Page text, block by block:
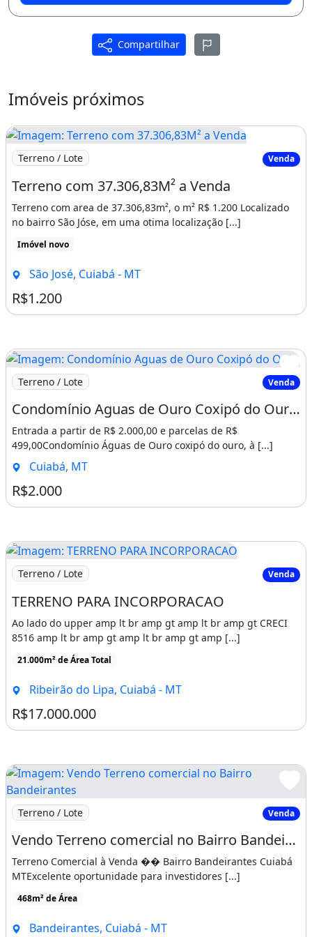
localização estratégica Preço Atrativo Venda
Visita Não perca essa oportunidade de
pelo telefone 66 9 e agende uma visita para
conhecer essa área comercial e aproveitar
todas as vantagens que ela pode oferecer ao
seu negócio
Compartilhar
Imóveis próximos
Imagem: Terreno com 37.306,83M² a Venda
Terreno / Lote Venda
Terreno com 37.306,83M² a Venda
Terreno com area de 37.306,83m², o m² R$ 1.200 Localizado
no bairro São Jóse, em uma otima localização [...]
Imóvel novo
São José, Cuiabá - MT
R$1.200
Imagem: Condomínio Aguas de Ouro Coxipó do Ouro
Terreno / Lote Venda
Condomínio Aguas de Ouro Coxipó do Ouro Te0014
Entrada a partir de R$ 2.000,00 e parcelas de R$
499,00Condomínio Águas de Ouro coxipó do ouro, à [...]
Cuiabá, MT
R$2.000
Imagem: TERRENO PARA INCORPORACAO
Terreno / Lote Venda
TERRENO PARA INCORPORACAO
Ao lado do upper amp lt br amp gt amp lt br amp gt CRECI
8516 amp lt br amp gt amp lt br amp gt amp [...]
21.000m² de Área Total
Ribeirão do Lipa, Cuiabá - MT
R$17.000.000
Imagem: Vendo Terreno comercial no Bairro
Terreno / Lote Venda
Vendo Terreno comercial no Bairro Bandeirantes
Terreno Comercial à Venda �� Bairro Bandeirantes Cuiabá
MTExcelente oportunidade para investidores [...]
468m² de Área
Bandeirantes, Cuiabá - MT